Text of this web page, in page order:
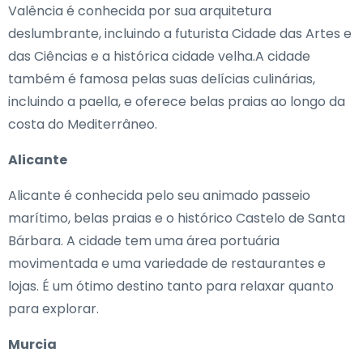
Valência é conhecida por sua arquitetura
deslumbrante, incluindo a futurista Cidade das Artes e
das Ciências e a histórica cidade velha.A cidade
também é famosa pelas suas delícias culinárias,
incluindo a paella, e oferece belas praias ao longo da
costa do Mediterrâneo.
Alicante
Alicante é conhecida pelo seu animado passeio
marítimo, belas praias e o histórico Castelo de Santa
Bárbara. A cidade tem uma área portuária
movimentada e uma variedade de restaurantes e
lojas. É um ótimo destino tanto para relaxar quanto
para explorar.
Murcia